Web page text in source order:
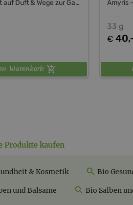
Amyris - Lust auf Duft & Wege zur Ganzheit
Warenkorb
33 g
€
Produkte kaufen
& Kosmetik Bio
und Balsame Bio Salben